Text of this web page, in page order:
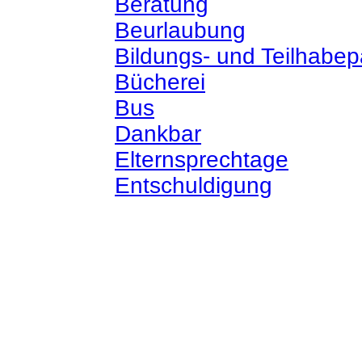
Beurlaubung
Bildungs- und
Bücherei
Bus
Dankbar
Elternsprechtage
Entschuldigung